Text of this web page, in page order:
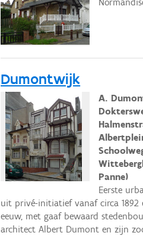
Dumontwijk
A.
Panne)
Eerste
uit privé-initiatief vanaf circa
eeuw, met gaaf bewaard
architect Albert Dumont en zijn